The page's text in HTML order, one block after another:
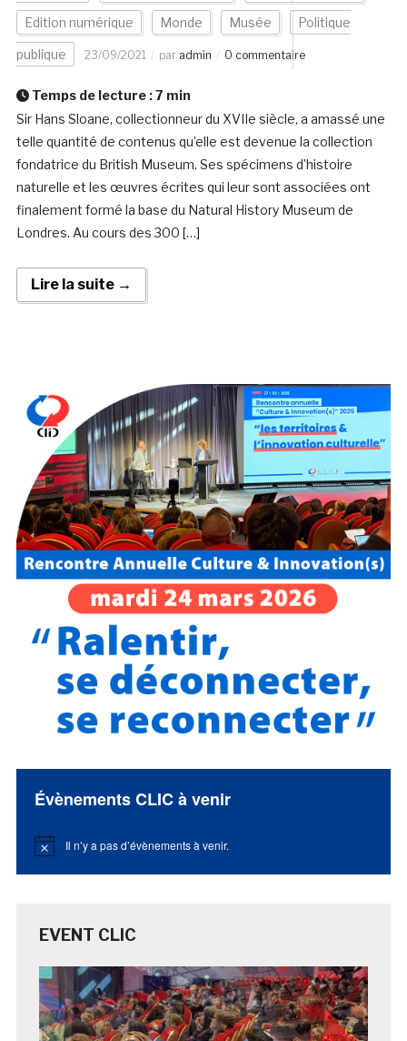
Edition numérique Monde Musée Politique
publique 23/09/2021 par admin 0 commentaire
Temps de lecture :7 min
Sir Hans Sloane, collectionneur du XVIIe siècle, a amassé une
telle quantité de contenus qu’elle est devenue la collection
fondatrice du British Museum. Ses spécimens d’histoire
naturelle et les œuvres écrites qui leur sont associées ont
finalement formé la base du Natural History Museum de
Londres. Au cours des 300 […]
Lire la suite →
Évènements CLIC à venir
Notice Il n’y a pas d’évènements à venir.
EVENT CLIC